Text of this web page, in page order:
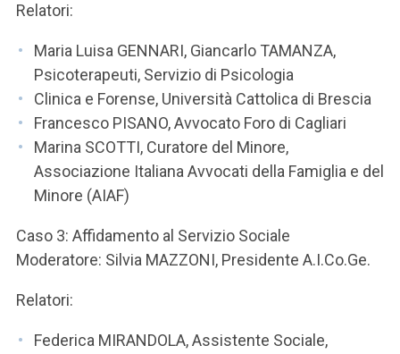
Relatori:
Maria Luisa GENNARI, Giancarlo TAMANZA,
Psicoterapeuti, Servizio di Psicologia
Clinica e Forense, Università Cattolica di Brescia
Francesco PISANO, Avvocato Foro di Cagliari
Marina SCOTTI, Curatore del Minore,
Associazione Italiana Avvocati della Famiglia e del
Minore (AIAF)
Caso 3: Affidamento al Servizio Sociale
Moderatore: Silvia MAZZONI, Presidente A.I.Co.Ge.
Relatori:
Federica MIRANDOLA, Assistente Sociale,